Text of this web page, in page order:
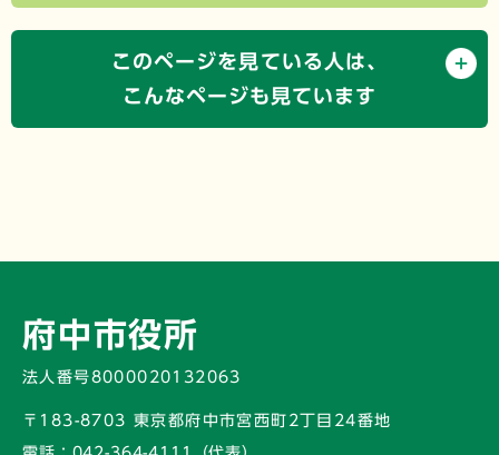
このページを見ている人は、
こんなページも見ています
府中市役所
法人番号8000020132063
〒183-8703 東京都府中市宮西町2丁目24番地